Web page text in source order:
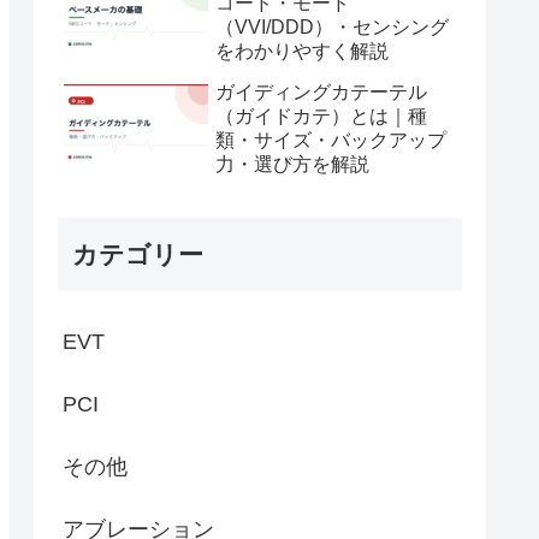
（VVI/DDD）・センシング
をわかりやすく解説
ガイディングカテーテル
（ガイドカテ）とは｜種
類・サイズ・バックアップ
力・選び方を解説
カテゴリー
EVT
PCI
その他
アブレーション